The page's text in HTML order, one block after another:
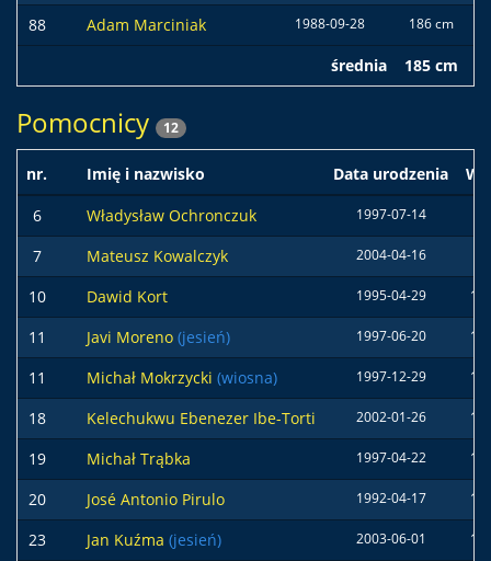
88 Adam Marciniak 1988-09-28 186 cm
średnia 185 cm
Pomocnicy 12
nr. Imię i nazwisko Data urodzenia
6
Władysław Ochronczuk 1997-07-14
7 Mateusz Kowalczyk 2004-04-16
10 Dawid Kort 1995-04-29
11 Javi Moreno (jesień) 1997-06-20
11 Michał Mokrzycki (wiosna) 1997-12-29
18 Kelechukwu Ebenezer Ibe-Torti 2002-01-26
19 Michał Trąbka 1997-04-22
20 José Antonio Pirulo 1992-04-17
23 Jan Kuźma (jesień) 2003-06-01